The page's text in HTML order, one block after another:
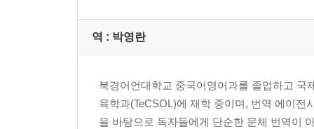
역 : 박영란
북경어언대학교 중국어영어과를 졸업하고
육학과(TeCSOL)에 재학 중이며, 번역 에이
을 바탕으로 독자들에게 단순한 문체 번역이